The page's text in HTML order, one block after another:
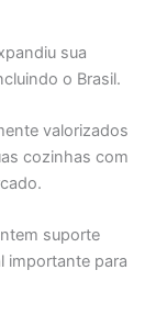
sua
o Brasil.
valorizados
cozinhas com
suporte
importante para